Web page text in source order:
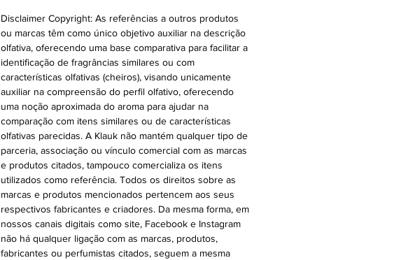
Disclaimer Copyright: As referências a outros produtos
ou marcas têm como único objetivo auxiliar na descrição
olfativa, oferecendo uma base comparativa para facilitar a
identificação de fragrâncias similares ou com
características olfativas (cheiros), visando unicamente
auxiliar na compreensão do perfil olfativo, oferecendo
uma noção aproximada do aroma para ajudar na
comparação com itens similares ou de características
olfativas parecidas. A Klauk não mantém qualquer tipo de
parceria, associação ou vínculo comercial com as marcas
e produtos citados, tampouco comercializa os itens
utilizados como referência. Todos os direitos sobre as
marcas e produtos mencionados pertencem aos seus
respectivos fabricantes e criadores. Da mesma forma, em
nossos canais digitais como site, Facebook e Instagram
não há qualquer ligação com as marcas, produtos,
fabricantes ou perfumistas citados, seguem a mesma